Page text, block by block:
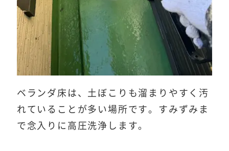
ベランダ床は、土ぼこりも溜まりやすく汚
れていることが多い場所です。すみずみま
で念入りに高圧洗浄します。